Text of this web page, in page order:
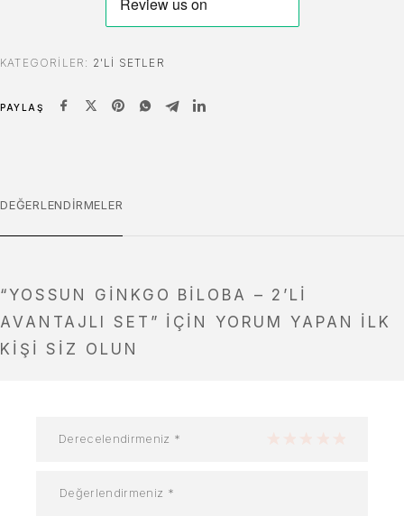
KATEGORILER: 2'Lİ SETLER
PAYLAŞ
DEĞERLENDIRMELER
“YOSSUN GINKGO BILOBA – 2’LI
AVANTAJLI SET” IÇIN YORUM YAPAN ILK
KIŞI SIZ OLUN
Derecelendirmeniz *